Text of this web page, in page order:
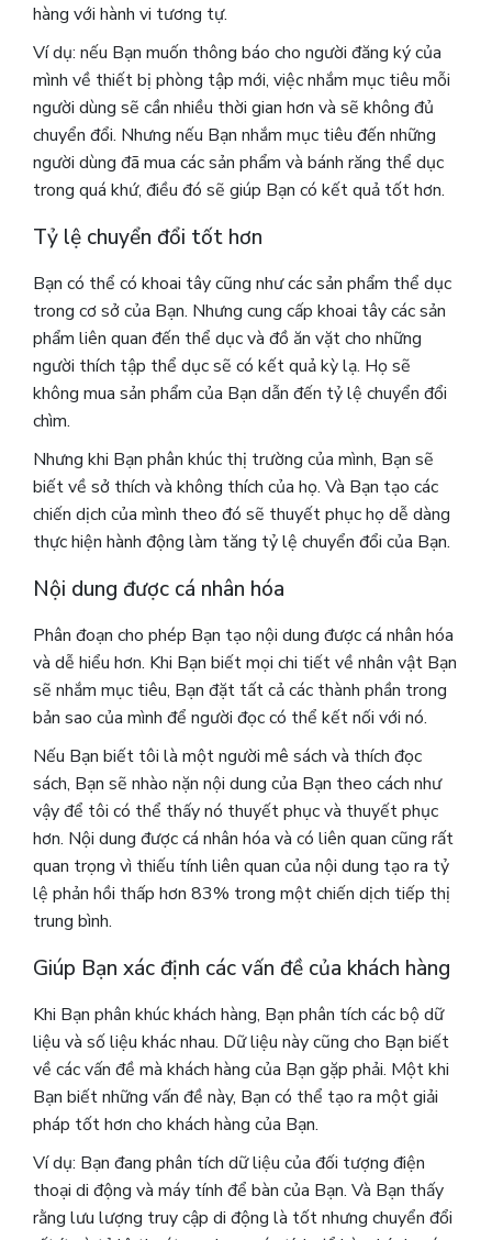
hàng với hành vi tương tự.
Ví dụ: nếu Bạn muốn thông báo cho người đăng ký của
mình về thiết bị phòng tập mới, việc nhắm mục tiêu mỗi
người dùng sẽ cần nhiều thời gian hơn và sẽ không đủ
chuyển đổi. Nhưng nếu Bạn nhắm mục tiêu đến những
người dùng đã mua các sản phẩm và bánh răng thể dục
trong quá khứ, điều đó sẽ giúp Bạn có kết quả tốt hơn.
Tỷ lệ chuyển đổi tốt hơn
Bạn có thể có khoai tây cũng như các sản phẩm thể dục
trong cơ sở của Bạn. Nhưng cung cấp khoai tây các sản
phẩm liên quan đến thể dục và đồ ăn vặt cho những
người thích tập thể dục sẽ có kết quả kỳ lạ. Họ sẽ
không mua sản phẩm của Bạn dẫn đến tỷ lệ chuyển đổi
chìm.
Nhưng khi Bạn phân khúc thị trường của mình, Bạn sẽ
biết về sở thích và không thích của họ. Và Bạn tạo các
chiến dịch của mình theo đó sẽ thuyết phục họ dễ dàng
thực hiện hành động làm tăng tỷ lệ chuyển đổi của Bạn.
Nội dung được cá nhân hóa
Phân đoạn cho phép Bạn tạo nội dung được cá nhân hóa
và dễ hiểu hơn. Khi Bạn biết mọi chi tiết về nhân vật Bạn
sẽ nhắm mục tiêu, Bạn đặt tất cả các thành phần trong
bản sao của mình để người đọc có thể kết nối với nó.
Nếu Bạn biết tôi là một người mê sách và thích đọc
sách, Bạn sẽ nhào nặn nội dung của Bạn theo cách như
vậy để tôi có thể thấy nó thuyết phục và thuyết phục
hơn. Nội dung được cá nhân hóa và có liên quan cũng rất
quan trọng vì thiếu tính liên quan của nội dung tạo ra tỷ
lệ phản hồi thấp hơn 83% trong một chiến dịch tiếp thị
trung bình.
Giúp Bạn xác định các vấn đề của khách hàng
Khi Bạn phân khúc khách hàng, Bạn phân tích các bộ dữ
liệu và số liệu khác nhau. Dữ liệu này cũng cho Bạn biết
về các vấn đề mà khách hàng của Bạn gặp phải. Một khi
Bạn biết những vấn đề này, Bạn có thể tạo ra một giải
pháp tốt hơn cho khách hàng của Bạn.
Ví dụ: Bạn đang phân tích dữ liệu của đối tượng điện
thoại di động và máy tính để bàn của Bạn. Và Bạn thấy
rằng lưu lượng truy cập di động là tốt nhưng chuyển đổi